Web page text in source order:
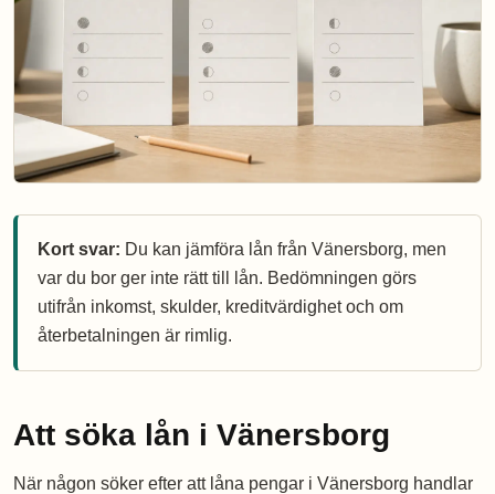
Kort svar: Du kan jämföra lån från Vänersborg, men
var du bor ger inte rätt till lån. Bedömningen görs
utifrån inkomst, skulder, kreditvärdighet och om
återbetalningen är rimlig.
Att söka lån i Vänersborg
När någon söker efter att låna pengar i Vänersborg handlar